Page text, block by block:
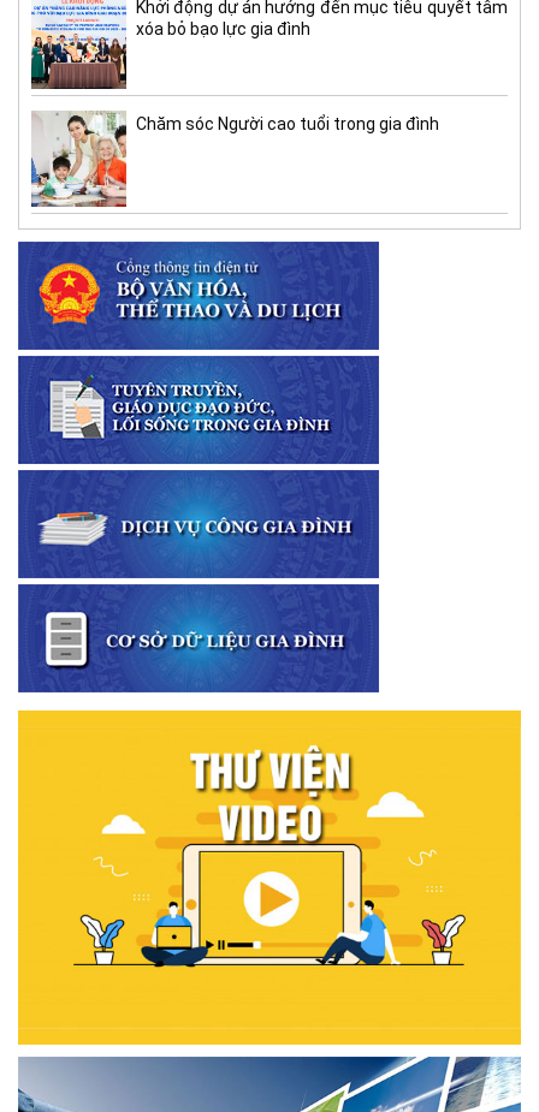
Khởi động dự án hướng đến mục tiêu quyết tâm
xóa bỏ bạo lực gia đình
Chăm sóc Người cao tuổi trong gia đình